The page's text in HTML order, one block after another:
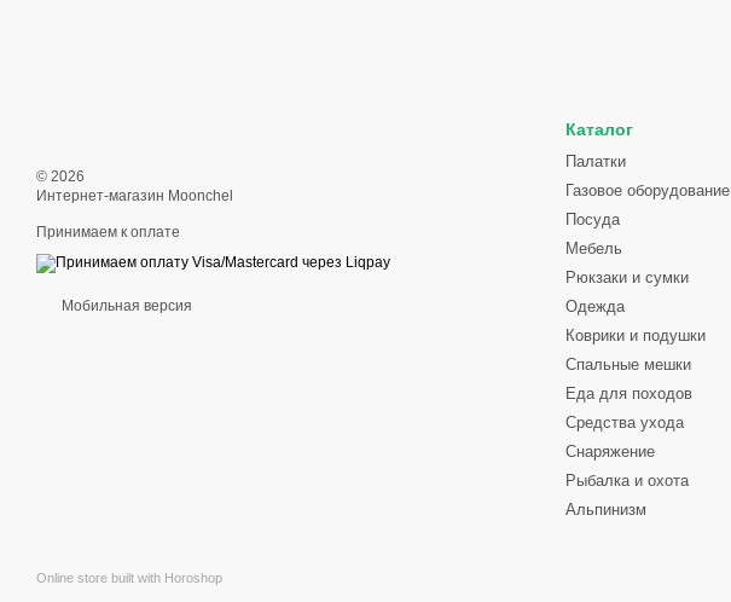
© 2026
Интернет-магазин Moonchel
Принимаем к оплате
Мобильная версия
Online store built with Horoshop
Каталог
Палатки
Газовое оборудование
Посуда
Мебель
Рюкзаки и сумки
Одежда
Коврики и подушки
Спальные мешки
Еда для походов
Средства ухода
Снаряжение
Рыбалка и охота
Альпинизм